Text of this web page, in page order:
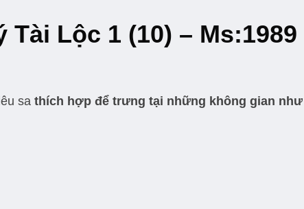
Lộc 1 (10) – Ms:1989
sa thích hợp để trưng tại những không gian như